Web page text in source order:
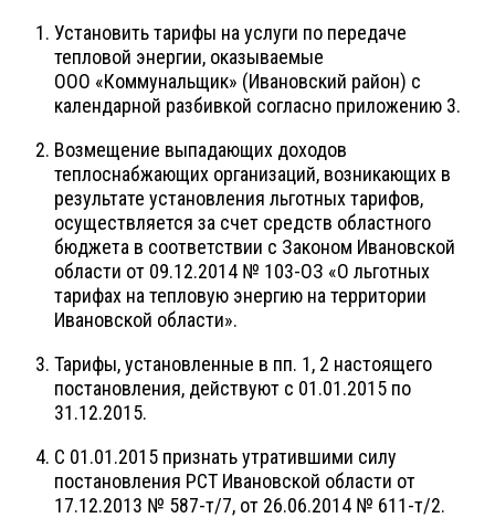
Установить тарифы на услуги по передаче
тепловой энергии, оказываемые
ООО «Коммунальщик» (Ивановский район) с
календарной разбивкой согласно приложению 3.
Возмещение выпадающих доходов
теплоснабжающих организаций, возникающих в
результате установления льготных тарифов,
осуществляется за счет средств областного
бюджета в соответствии с Законом Ивановской
области от 09.12.2014 № 103-ОЗ «О льготных
тарифах на тепловую энергию на территории
Ивановской области».
Тарифы, установленные в пп. 1, 2 настоящего
постановления, действуют с 01.01.2015 по
31.12.2015.
С 01.01.2015 признать утратившими силу
постановления РСТ Ивановской области от
17.12.2013 № 587-т/7, от 26.06.2014 № 611-т/2.